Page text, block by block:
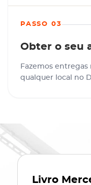
PASSO 03
Obter o seu
Fazemos
qualquer local no
Livro